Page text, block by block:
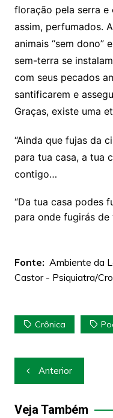
floração pela serra e
assim, perfumados.
animais “sem dono”
sem-terra se
com seus pecados
santificarem e
Graças, existe uma
“Ainda que fujas da
para tua casa, a tua
contigo…
“Da tua casa podes
para onde fugirás de
Fonte: Ambiente da
Castor - Psiquiatra/
Crônica
Navegação
de
Post
Anterior
Veja Também